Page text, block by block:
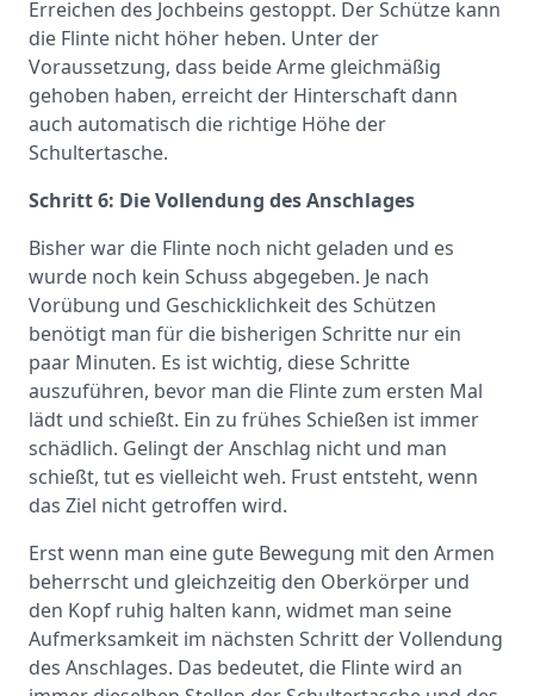
Erreichen des Jochbeins gestoppt. Der Schütze kann
die Flinte nicht höher heben. Unter der
Voraussetzung, dass beide Arme gleichmäßig
gehoben haben, erreicht der Hinterschaft dann
auch automatisch die richtige Höhe der
Schultertasche.
Schritt 6: Die Vollendung des Anschlages
Bisher war die Flinte noch nicht geladen und es
wurde noch kein Schuss abgegeben. Je nach
Vorübung und Geschicklichkeit des Schützen
benötigt man für die bisherigen Schritte nur ein
paar Minuten. Es ist wichtig, diese Schritte
auszuführen, bevor man die Flinte zum ersten Mal
lädt und schießt. Ein zu frühes Schießen ist immer
schädlich. Gelingt der Anschlag nicht und man
schießt, tut es vielleicht weh. Frust entsteht, wenn
das Ziel nicht getroffen wird.
Erst wenn man eine gute Bewegung mit den Armen
beherrscht und gleichzeitig den Oberkörper und
den Kopf ruhig halten kann, widmet man seine
Aufmerksamkeit im nächsten Schritt der Vollendung
des Anschlages. Das bedeutet, die Flinte wird an